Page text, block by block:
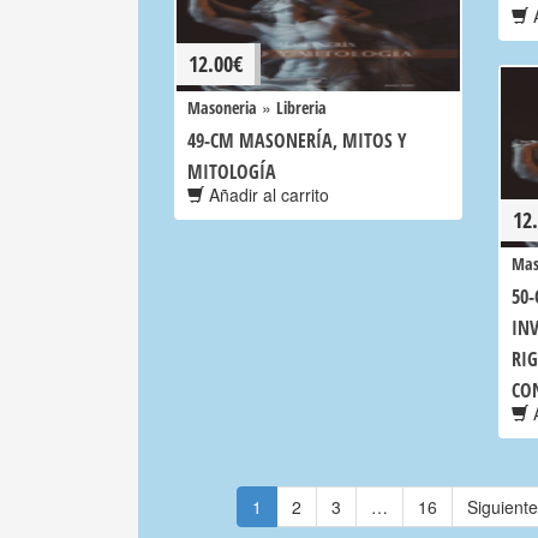
12.00€
Masoneria » Libreria
49-CM MASONERÍA, MITOS Y
MITOLOGÍA
Añadir al carrito
1 2 3 … 16